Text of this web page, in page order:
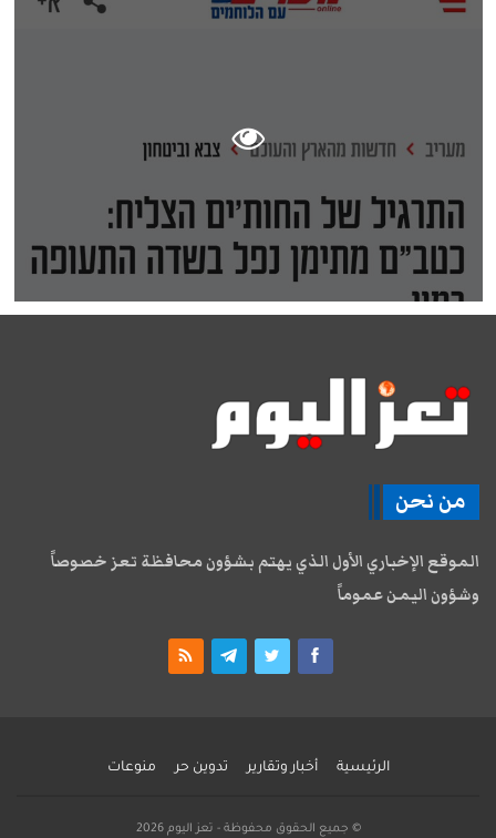
من نحن
الموقع الإخباري الأول الذي يهتم بشؤون محافظة تعز خصوصاً
وشؤون اليمن عموماً
الرئيسية أخبار وتقارير تدوين حر منوعات
© جميع الحقوق محفوظة - تعز اليوم 2026